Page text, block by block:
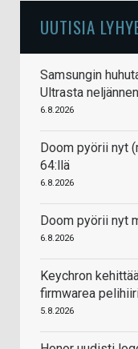
UUTISIA
Samsungin
Ultrasta
6.8.2026
Doom pyörii nyt
64:llä
6.8.2026
Doom pyörii nyt
6.8.2026
Keychron
firmwarea
5.8.2026